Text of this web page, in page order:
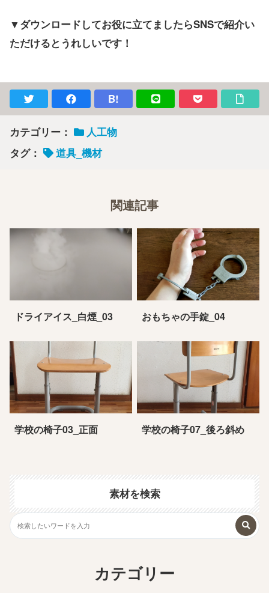
▼ダウンロードしてお役に立てましたらSNSで紹介い
ただけるとうれしいです！
B!
カテゴリー：
人工物
タグ：
道具_機材
関連記事
ドライアイス_白煙_03 おもちゃの手錠_04
学校の椅子03_正面 学校の椅子07_後ろ斜め
素材を検索
カテゴリー